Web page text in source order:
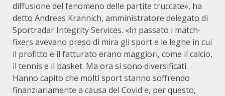
diffusione del fenomeno delle partite truccate», ha
detto Andreas Krannich, amministratore delegato di
Sportradar Integrity Services. «In passato i match-
fixers avevano preso di mira gli sport e le leghe in cui
il profitto e il fatturato erano maggiori, come il calcio,
il tennis e il basket. Ma ora si sono diversificati.
Hanno capito che molti sport stanno soffrendo
finanziariamente a causa del Covid e, per questo,